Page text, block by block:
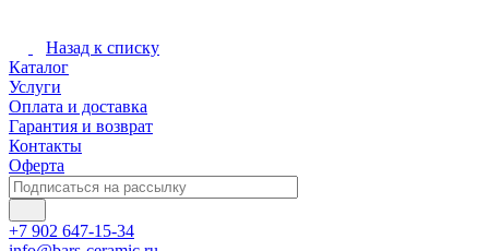
Назад к списку
Каталог
Услуги
Оплата и доставка
Гарантия и возврат
Контакты
Оферта
+7 902 647-15-34